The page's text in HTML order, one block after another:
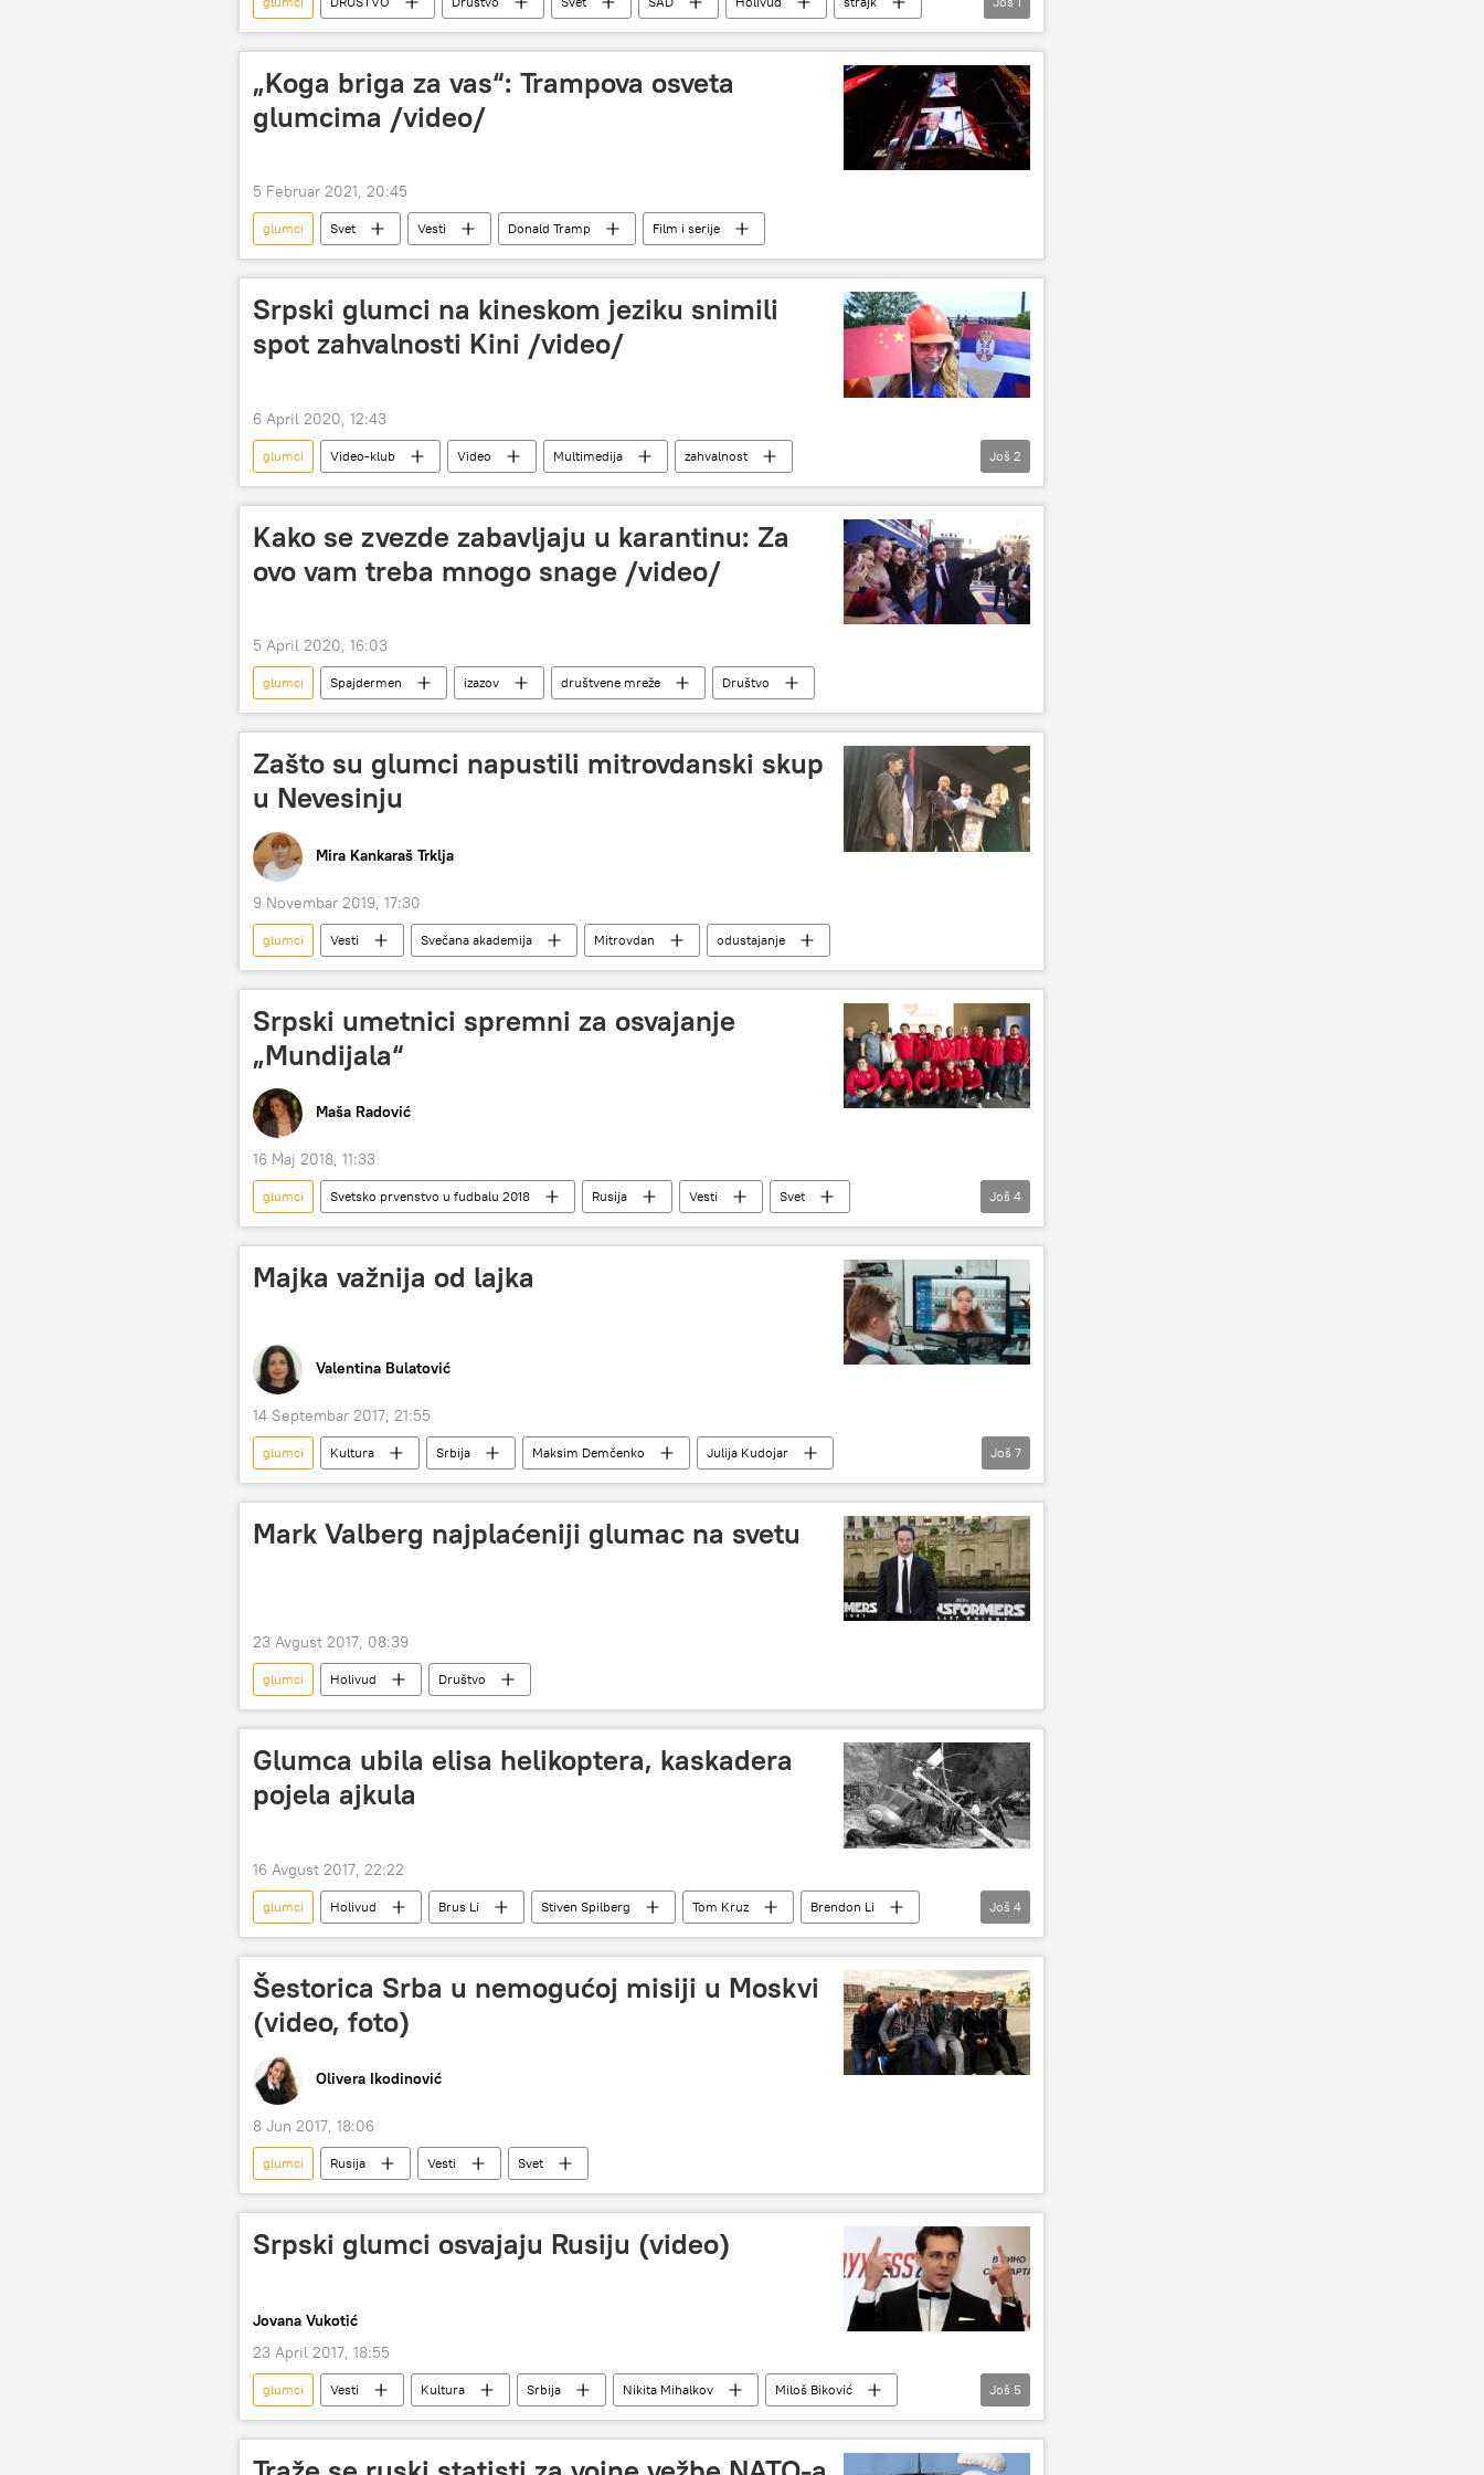
Holivudski glumci
„Koga briga za vas“: Trampova osveta
glumcima /video/
5 Februar 2021, 20:45
glumci Svet Vesti Donald Tramp Film i serije
Srpski glumci na kineskom jeziku snimili
spot zahvalnosti Kini /video/
6 April 2020, 12:43
glumci Video-klub Video Multimedija
zahvalnost
Virus korona se širi planetom
Društvo
Još 2
Kako se zvezde zabavljaju u karantinu: Za
ovo vam treba mnogo snage /video/
5 April 2020, 16:03
glumci Spajdermen izazov društvene mreže Društvo
Zašto su glumci napustili mitrovdanski skup
u Nevesinju
Mira Kankaraš Trklja
9 Novembar 2019, 17:30
glumci Vesti Svečana akademija Mitrovdan odustajanje
Srpski umetnici spremni za osvajanje
„Mundijala“
Maša Radović
16 Maj 2018, 11:33
glumci Svetsko prvenstvo u fudbalu 2018 Rusija Vesti
Svet
Vesti sa Svetskog prvenstva u fudbalu
Srbija art fudbal Mundijal
Još 4
Majka važnija od lajka
Valentina Bulatović
14 Septembar 2017, 21:55
glumci Kultura Srbija Maksim Demčenko
Julija Kudojar
Nedelja ruskog filma
festival reditelj ruski film
ruska kinematografija
Još 7
Mark Valberg najplaćeniji glumac na svetu
23 Avgust 2017, 08:39
glumci Holivud Društvo
Glumca ubila elisa helikoptera, kaskadera
pojela ajkula
16 Avgust 2017, 22:22
glumci Holivud Brus Li Stiven Spilberg Tom Kruz
Brendon Li
poginuli
kaskader Društvo Film i serije
Još 4
Šestorica Srba u nemogućoj misiji u Moskvi
(video, foto)
Olivera Ikodinović
8 Jun 2017, 18:06
glumci Rusija Vesti Svet
Srpski glumci osvajaju Rusiju (video)
Jovana Vukotić
23 April 2017, 18:55
glumci Vesti Kultura Srbija Nikita Mihalkov
Miloš Biković
Gordana Milevčić
Ivana Žigon Dragan Bjelogrlić umetnost Film i serije
Još 5